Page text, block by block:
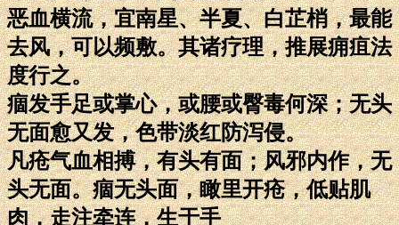
恶血横流，宜南星、半夏、白芷梢，最能
去风，可以频敷。其诸疗理，推展痈疽法
度行之。
痼发手足或掌心，或腰或臀毒何深；无头
无面愈又发，色带淡红防泻侵。
凡疮气血相搏，有头有面；风邪内作，无
头无面。痼无头面，瞰里开疮，低贴肌
肉，走注牵连，生于手